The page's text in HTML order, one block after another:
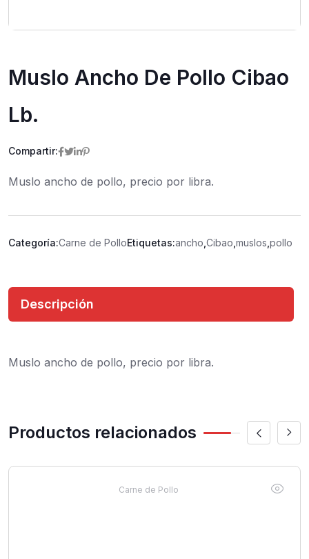
Muslo Ancho De Pollo Cibao
Lb.
Compartir:
Muslo ancho de pollo, precio por libra.
Categoría:Carne de PolloEtiquetas:ancho Cibao muslos pollo
Descripción
Muslo ancho de pollo, precio por libra.
Productos relacionados
Carne de Pollo